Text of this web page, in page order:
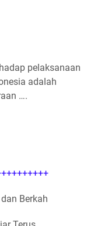
pelaksanaan
adalah
….
Berkah